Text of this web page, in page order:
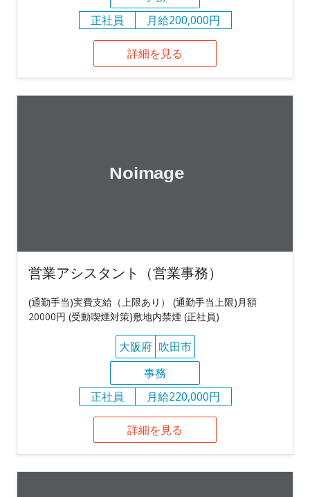
正社員
月給200,000円
詳細を見る
営業アシスタント（営業事務）
(通勤手当)実費支給（上限あり） (通勤手当上限)月額
20000円 (受動喫煙対策)敷地内禁煙 (正社員)
大阪府 吹田市
事務
正社員
月給220,000円
詳細を見る